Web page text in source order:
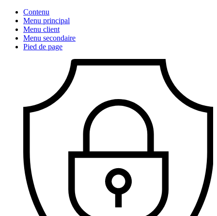
Contenu
Menu principal
Menu client
Menu secondaire
Pied de page